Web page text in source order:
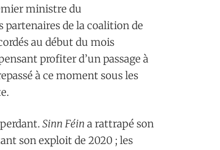
ministre du
de la coalition de
au début du mois
profiter d’un passage à
à ce moment sous les
Sinn Féin a rattrapé son
son exploit de 2020 ; les